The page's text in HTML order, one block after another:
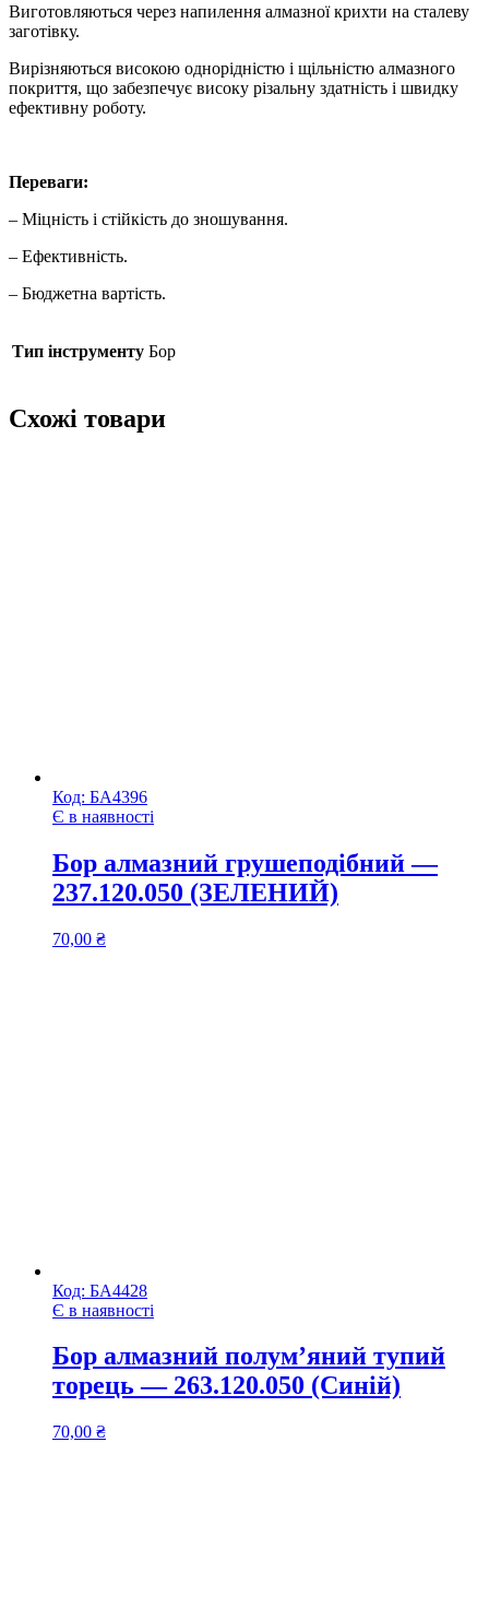
Виготовляються через напилення алмазної крихти на сталеву
заготівку.
Вирізняються високою однорідністю і щільністю алмазного
покриття, що забезпечує високу різальну здатність і швидку
ефективну роботу.
Переваги:
– Міцність і стійкість до зношування.
– Ефективність.
– Бюджетна вартість.
Тип інструменту Бор
Схожі товари
Код: БА4396
Є в наявності
Бор алмазний грушеподібний —
237.120.050 (ЗЕЛЕНИЙ)
70,00 ₴
Код: БА4428
Є в наявності
Бор алмазний полум’яний тупий
торець — 263.120.050 (Синій)
70,00 ₴